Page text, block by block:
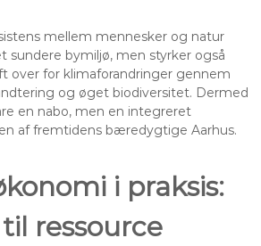
mellem mennesker og natur
sundere bymiljø, men styrker også
over for klimaforandringer gennem
og øget biodiversitet. Dermed
en nabo, men en integreret
af fremtidens bæredygtige Aarhus.
i praksis:
ressource